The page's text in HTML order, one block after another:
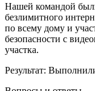
Нашей командой
безлимитного
по всему дому и
безопасности с
участка.
Результат: